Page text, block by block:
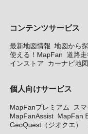
コンテンツサービス
最新地図情報 地図から
使える！MapFan 道路
インストア
カーナビ地
個人向けサービス
MapFanプレミアム
ス
MapFanAssist MapFan
GeoQuest（ジオクエ）